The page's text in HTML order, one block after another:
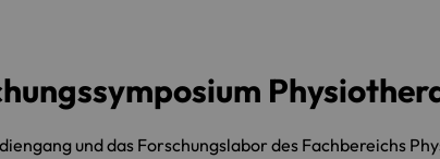
und das Forschungslabor des Fachbereichs